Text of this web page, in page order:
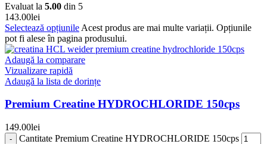
Evaluat la 5.00 din 5
143.00lei
Selectează opțiunile Acest produs are mai multe variații. Opțiunile
pot fi alese în pagina produsului.
Adaugă la comparare
Vizualizare rapidă
Adaugă la lista de dorințe
Premium Creatine HYDROCHLORIDE 150cps
149.00lei
Cantitate Premium Creatine HYDROCHLORIDE 150cps